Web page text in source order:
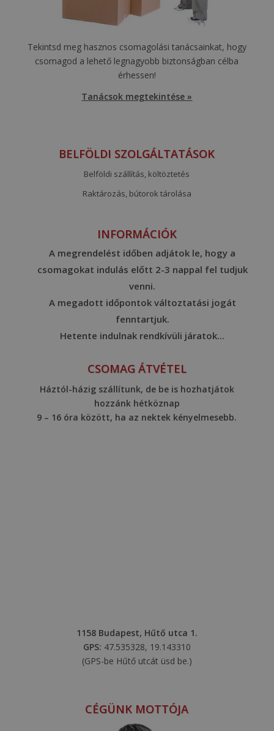
Tekintsd meg hasznos csomagolási tanácsainkat, hogy
csomagod a lehető legnagyobb biztonságban célba
érhessen!
Tanácsok megtekintése »
BELFÖLDI SZOLGÁLTATÁSOK
Belföldi szállítás, költöztetés
Raktározás, bútorok tárolása
INFORMÁCIÓK
A megrendelést időben adjátok le, hogy a
csomagokat indulás előtt 2-3 nappal fel tudjuk
venni.
A megadott időpontok változtatási jogát
fenntartjuk.
Hetente indulnak rendkívüli járatok...
CSOMAG ÁTVÉTEL
Háztól-házig szállítunk, de be is hozhatjátok
hozzánk hétköznap
9 – 16 óra között, ha az nektek kényelmesebb.
1158 Budapest, Hűtő utca 1.
GPS: 47.535328, 19.143310
(GPS-be Hűtő utcát üsd be.)
CÉGÜNK MOTTÓJA